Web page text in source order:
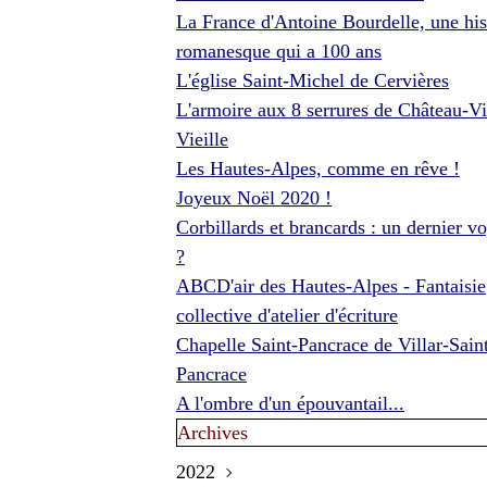
La France d'Antoine Bourdelle, une
romanesque qui a 100 ans
L'église Saint-Michel de Cervières
L'armoire aux 8 serrures de Château-
Vieille
Les Hautes-Alpes, comme en rêve !
Joyeux Noël 2020 !
Corbillards et brancards : un dernier
?
ABCD'air des Hautes-Alpes - Fantaisie
collective d'atelier d'écriture
Chapelle Saint-Pancrace de Villar-
Pancrace
A l'ombre d'un épouvantail...
Archives
2022